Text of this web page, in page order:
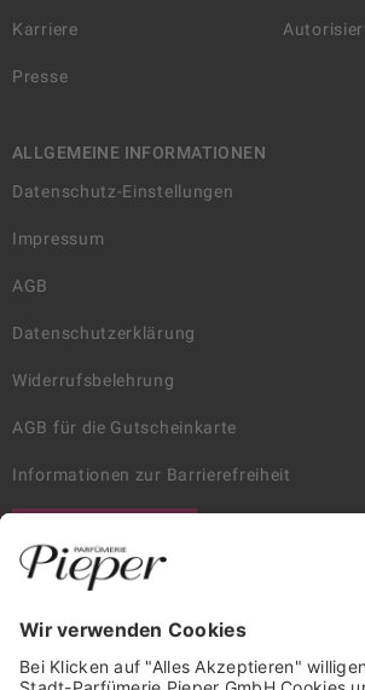
Karriere
Presse
ALLGEMEINE INFORMATIONEN
Datenschutz-Einstellungen
Impressum
AGB
Datenschutzerklärung
Widerrufsbelehrung
AGB für die Gutscheinkarte
Informationen zur Barrierefreiheit